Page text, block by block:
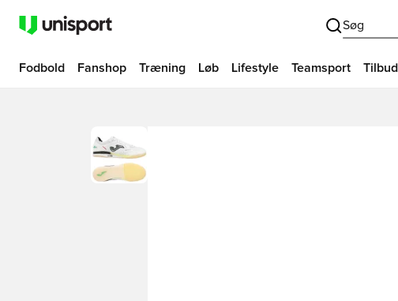
Søg
Fodbold Fanshop Træning Løb Lifestyle Teamsport Tilbud